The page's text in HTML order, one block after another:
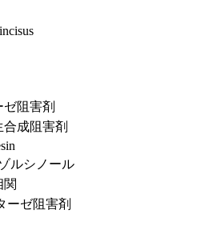
阻害剤
合成阻害剤
ルシノール
関
ーゼ阻害剤